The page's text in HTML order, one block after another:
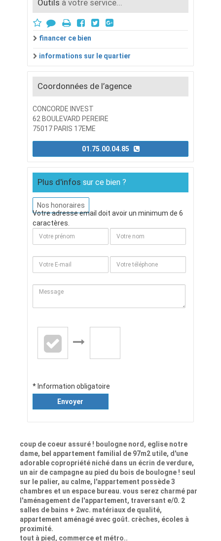
Outils à votre service...
financer ce bien
informations sur le quartier
Coordonnées de l’agence
CONCORDE INVEST
62 BOULEVARD PEREIRE
75017 PARIS 17EME
Plus d'infos sur ce bien ?
Nos honoraires
Votre adresse email doit avoir un minimum de 6
caractères.
* Information obligatoire
Envoyer
coup de coeur assuré ! boulogne nord, eglise notre
dame, bel appartement familial de 97m2 utile, d'une
adorable copropriété niché dans un écrin de verdure,
un air de campagne au pied du bois de boulogne ! seul
sur le palier, au calme, l'appartement possède 3
chambres et un espace bureau. vous serez charmé par
l'aménagement de l'appartement, traversant e/0. 2
salles de bains + 2wc. matériaux de qualité,
appartement aménagé avec goût. crèches, écoles à
proximité.
tout à pied, commerce et métro..